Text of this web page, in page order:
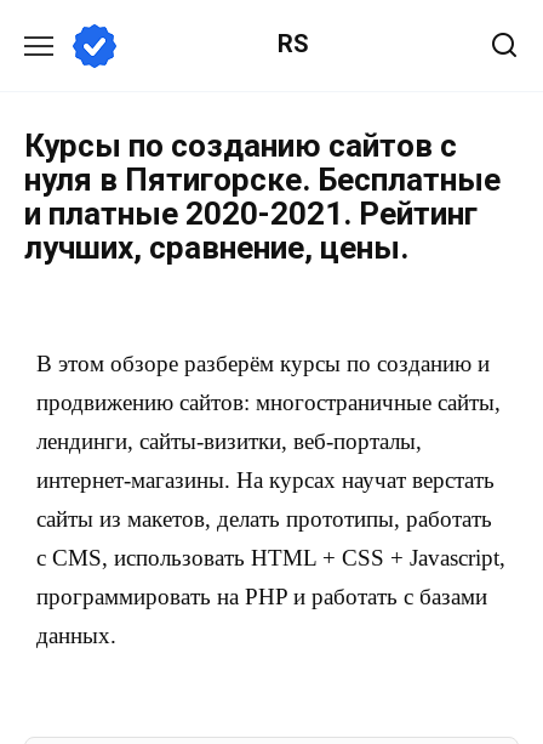
RS
Курсы по созданию сайтов с
нуля в Пятигорске. Бесплатные
и платные 2020-2021. Рейтинг
лучших, сравнение, цены.
В этом обзоре разберём курсы по созданию и
продвижению сайтов: многостраничные сайты,
лендинги, сайты-визитки, веб-порталы,
интернет-магазины. На курсах научат верстать
сайты из макетов, делать прототипы, работать
с CMS, использовать HTML + CSS + Javascript,
программировать на PHP и работать с базами
данных.